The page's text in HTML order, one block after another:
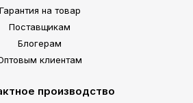
Гарантия на товар
Поставщикам
Блогерам
клиентам
производство